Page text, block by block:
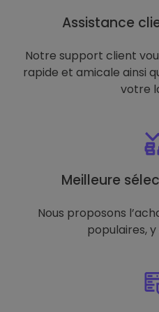
Assistance
Notre support client
rapide et amicale ainsi
votre
Meilleure
Nous proposons
populaires,